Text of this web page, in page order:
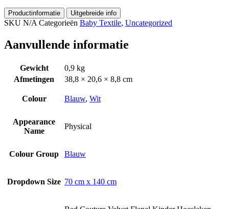
Productinformatie Uitgebreide info
SKU N/A Categorieën Baby Textile, Uncategorized
Aanvullende informatie
Gewicht
0,9 kg
Afmetingen
38,8 × 20,6 × 8,8 cm
Colour Blauw, Wit
Appearance
Name
Physical
Colour Group Blauw
Dropdown Size 70 cm x 140 cm